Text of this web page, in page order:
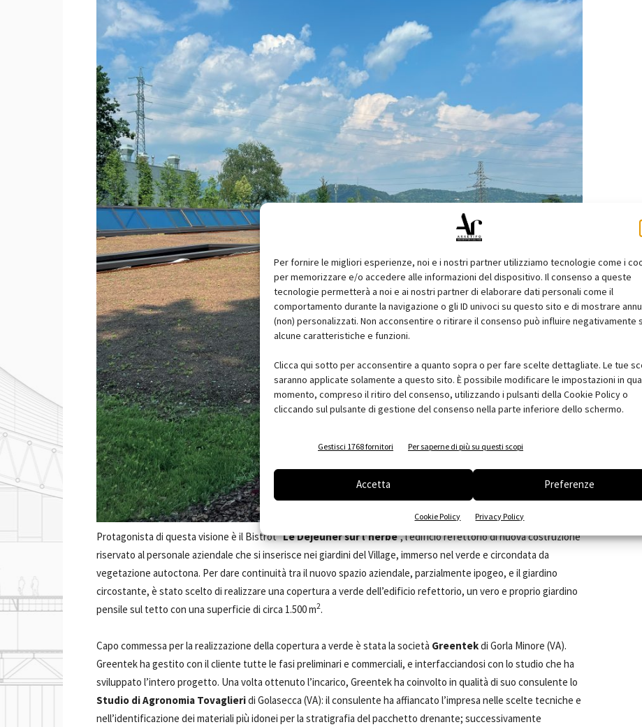
Per fornire le migliori esperienze, noi e i nostri partner utilizziamo tecnologie come i
per memorizzare e/o accedere alle informazioni del dispositivo. Il consenso a queste
tecnologie permetterà a noi e ai nostri partner di elaborare dati personali come il
comportamento durante la navigazione o gli ID univoci su questo sito e di mostrare
(non) personalizzati. Non acconsentire o ritirare il consenso può influire negativamente
alcune caratteristiche e funzioni.
Clicca qui sotto per acconsentire a quanto sopra o per fare scelte dettagliate. Le tue
saranno applicate solamente a questo sito. È possibile modificare le impostazioni in
momento, compreso il ritiro del consenso, utilizzando i pulsanti della Cookie Policy o
cliccando sul pulsante di gestione del consenso nella parte inferiore dello schermo.
Gestisci 1768 fornitori Per saperne di più su questi scopi
Accetta Preferenze
Cookie Policy Privacy Policy
Protagonista di questa visione è il Bistrot “Le Déjeuner sur l’herbe”, l’edificio refettorio di nuova costruzione
riservato al personale aziendale che si inserisce nei giardini del Village, immerso nel verde e circondata da
vegetazione autoctona. Per dare continuità tra il nuovo spazio aziendale, parzialmente ipogeo, e il giardino
circostante, è stato scelto di realizzare una copertura a verde dell’edificio refettorio, un vero e proprio giardino
pensile sul tetto con una superficie di circa 1.500 m2.
Capo commessa per la realizzazione della copertura a verde è stata la società Greentekdi Gorla Minore (VA).
Greentek ha gestito con il cliente tutte le fasi preliminari e commerciali, e interfacciandosi con lo studio che ha
sviluppato l’intero progetto. Una volta ottenuto l’incarico, Greentek ha coinvolto in qualità di suo consulente lo
Studio di Agronomia Tovaglieridi Golasecca (VA): il consulente ha affiancato l’impresa nelle scelte tecniche e
nell’identificazione dei materiali più idonei per la stratigrafia del pacchetto drenante; successivamente